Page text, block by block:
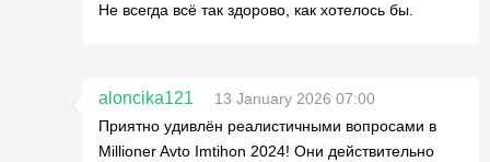
Не всегда всё так здорово, как хотелось бы.
aloncika121
13 January 2026 07:00
Приятно удивлён реалистичными вопросами в
Millioner Avto Imtihon 2024! Они действительно